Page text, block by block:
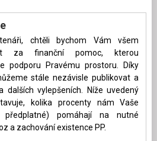
chtěli bychom Vám všem
za finanční pomoc, kterou
podporu Pravému prostoru. Díky
stále nezávisle publikovat a
dalších vylepšeních. Níže uvedený
kolika procenty nám Vaše
předplatné) pomáhají na nutné
a zachování existence PP.